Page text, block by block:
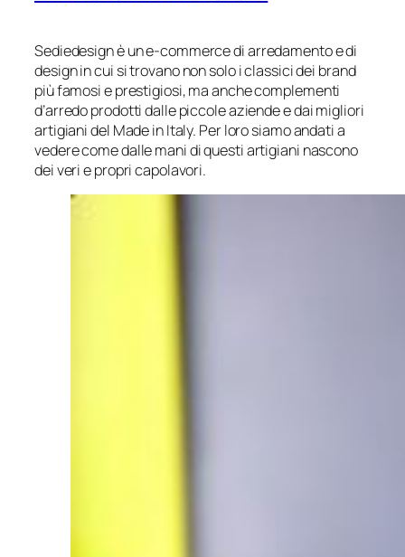
Sediedesign è un e-commerce di arredamento e di
design in cui si trovano non solo i classici dei brand
più famosi e prestigiosi, ma anche complementi
d’arredo prodotti dalle piccole aziende e dai migliori
artigiani del Made in Italy. Per loro siamo andati a
vedere come dalle mani di questi artigiani nascono
dei veri e propri capolavori.